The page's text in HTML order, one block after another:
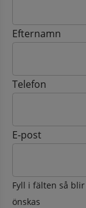
Efternamn
Telefon
E-post
Fyll i fälten så
önskas